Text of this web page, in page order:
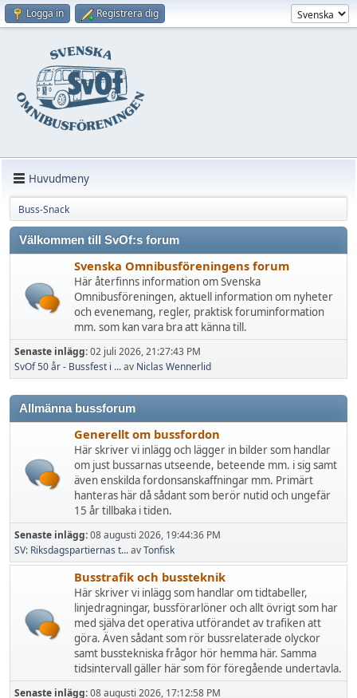
Logga in Registrera dig
Huvudmeny
Buss-Snack
Välkommen till SvOf:s forum
Svenska Omnibusföreningens forum
Här återfinns information om Svenska
Omnibusföreningen, aktuell information om nyheter
och evenemang, regler, praktisk foruminformation
mm. som kan vara bra att känna till.
Senaste inlägg:02 juli 2026, 21:27:43 PM
SvOf 50 år - Bussfest i ...av Niclas Wennerlid
Allmänna bussforum
Generellt om bussfordon
Här skriver vi inlägg och lägger in bilder som handlar
om just bussarnas utseende, beteende mm. i sig samt
även enskilda fordonsanskaffningar mm. Primärt
hanteras här då sådant som berör nutid och ungefär
15 år tillbaka i tiden.
Senaste inlägg:08 augusti 2026, 19:44:36 PM
SV: Riksdagspartiernas t...avTonfisk
Busstrafik och bussteknik
Här skriver vi inlägg som handlar om tidtabeller,
linjedragningar, bussförarlöner och allt övrigt som har
med själva det operativa utförandet av trafiken att
göra. Även sådant som rör bussrelaterade olyckor
samt busstekniska frågor hör hemma här. Samma
tidsintervall gäller här som för föregående undertavla.
Senaste inlägg:08 augusti 2026, 17:12:58 PM